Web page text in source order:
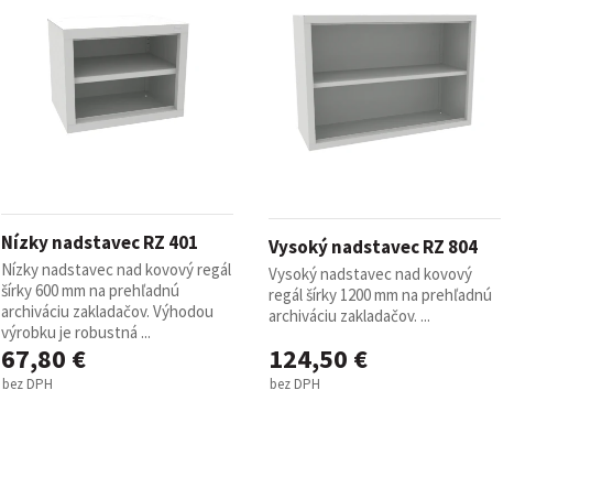
Nízky nadstavec RZ 401
Nízky nadstavec nad kovový regál
šírky 600 mm na prehľadnú
archiváciu zakladačov. Výhodou
výrobku je robustná ...
67,80 €
bez DPH
Vysoký nadstavec RZ 804
Vysoký nadstavec nad kovový
regál šírky 1200 mm na prehľadnú
archiváciu zakladačov. ...
124,50 €
bez DPH